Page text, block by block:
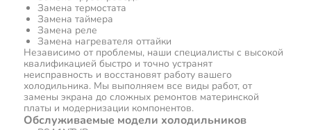
Замена термостата
Замена таймера
Замена реле
Замена нагревателя оттайки
Независимо от проблемы, наши специалисты с высокой
квалификацией быстро и точно устранят
неисправность и восстановят работу вашего
холодильника. Мы выполняем все виды работ, от
замены экрана до сложных ремонтов материнской
платы и модернизации компонентов.
Обслуживаемые модели холодильников